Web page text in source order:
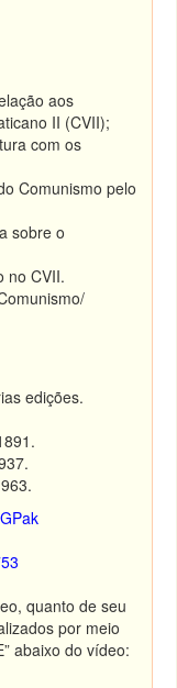
aos
II (CVII);
com os
Comunismo pelo
sobre o
no CVII.
edições.
quanto de seu
por meio
abaixo do vídeo: